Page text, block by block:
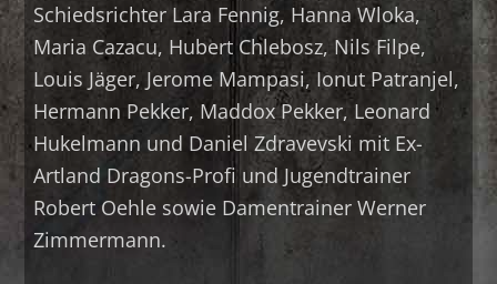
Schiedsrichter Lara Fennig, Hanna Wloka,
Maria Cazacu, Hubert Chlebosz, Nils Filpe,
Louis Jäger, Jerome Mampasi, Ionut Patranjel,
Hermann Pekker, Maddox Pekker, Leonard
Hukelmann und Daniel Zdravevski mit Ex-
Artland Dragons-Profi und Jugendtrainer
Robert Oehle sowie Damentrainer Werner
Zimmermann.